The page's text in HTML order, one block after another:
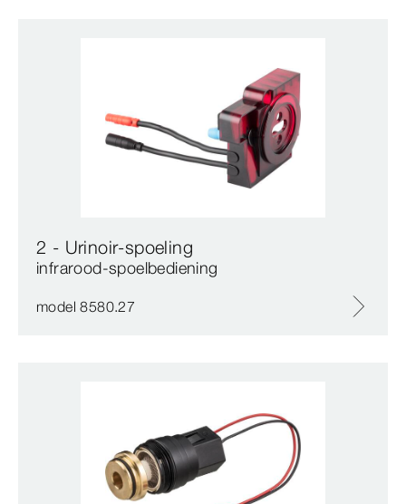
2 - Urinoir-spoeling
infrarood-spoelbediening
model 8580.27